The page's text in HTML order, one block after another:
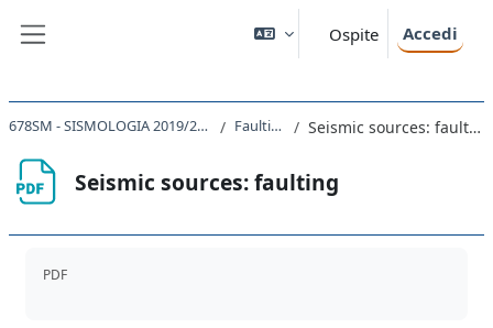
Ospite Accedi
678SM - SISMOLOGIA 2019/2020 Faulting Seismic sources: faulting
Seismic sources: faulting
PDF